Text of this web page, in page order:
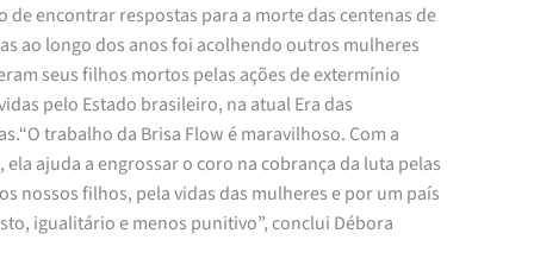
de encontrar respostas para a morte das centenas de
ao longo dos anos foi acolhendo outros mulheres
seus filhos mortos pelas ações de extermínio
pelo Estado brasileiro, na atual Era das
trabalho da Brisa Flow é maravilhoso. Com a
ela ajuda a engrossar o coro na cobrança da luta pelas
nossos filhos, pela vidas das mulheres e por um país
igualitário e menos punitivo”, conclui Débora